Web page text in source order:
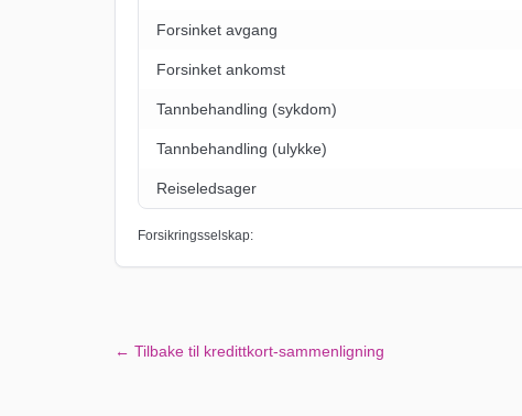
Forsinket avgang
Forsinket ankomst
Tannbehandling (sykdom)
Tannbehandling (ulykke)
Reiseledsager
Forsikringsselskap:
← Tilbake til kredittkort-sammenligning